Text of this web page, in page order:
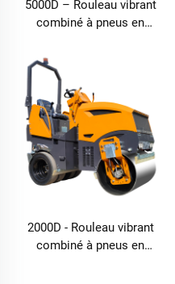
5000D – Rouleau vibrant
combiné à pneus en
2000D - Rouleau vibrant
combiné à pneus en